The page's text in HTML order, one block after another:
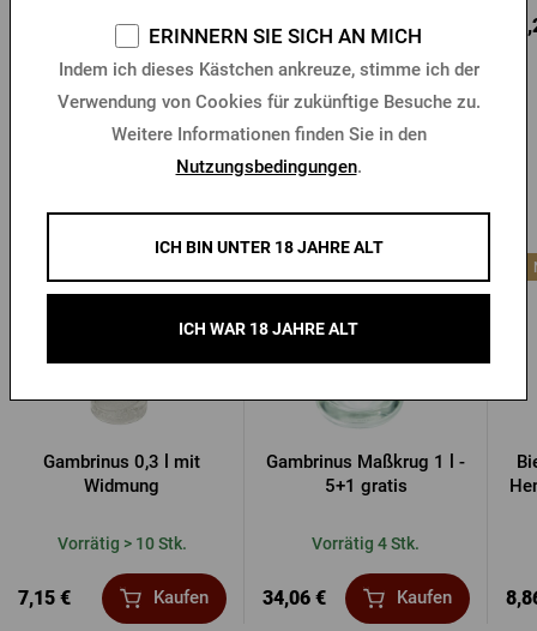
Kaufen 3,71 € Kaufen
Gambrinus 0,3 l mit
Widmung
Vorrätig > 10 Stk.
7,15 € Kaufen
Gambrinus Maßkrug 1 l -
5+1 gratis
Vorrätig 4 Stk.
34,06 € Kaufen
ERINNERN SIE SICH AN MICH
Indem ich dieses Kästchen ankreuze, stimme ich der
Verwendung von Cookies für zukünftige Besuche zu.
Weitere Informationen finden Sie in den
Nutzungsbedingungen.
ICH BIN UNTER 18 JAHRE ALT
ICH WAR 18 JAHRE ALT